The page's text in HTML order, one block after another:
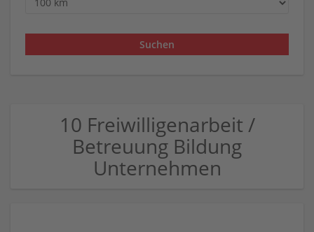
10 Freiwilligenarbeit /
Betreuung Bildung
Unternehmen